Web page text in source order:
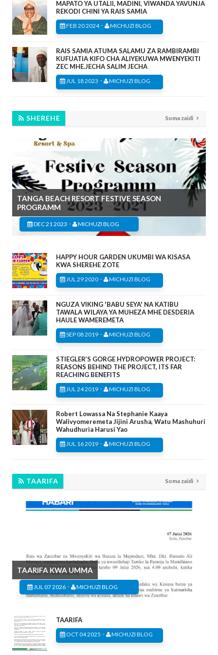
MAPATO YA UTALII, MADINI, VIWANDA YAVUNJA
REKODI CHINI YA RAIS SAMIA
FEB 20 2024- MICHUZI BLOG
RAIS SAMIA ATUMA SALAMU ZA RAMBIRAMBI
KUFUATIA KIFO CHA ALIYEKUWA MWENYEKITI
ZEC MHE.JECHA SALIM JECHA
JUL 18 2023 - MICHUZI BLOG
SHEREHE Soma zaidi
TANGA BEACH RESORT FESTIVE SEASON
PROGRAMM
DEC 21 2023 - MICHUZI BLOG
HAPPY HOUR GARDEN UKUMBI WA KISASA
KWA SHEREHE ZOTE
JUL 29 2020 - MICHUZI BLOG
NGUZA VIKING 'BABU SEYA' NA KATIBU
TAWALA WILAYA YA MUHEZA MHE DESDERIA
HAULE WAMEREMETA
SEP 08 2019 - MICHUZI BLOG
STIEGLER’S GORGE HYDROPOWER PROJECT:
REASONS BEHIND THE PROJECT, ITS FAR
REACHING BENEFITS
JUL 24 2019 - MICHUZI BLOG
Robert Lowassa Na Stephanie Kaaya
Walivyomeremeta Jijini Arusha, Watu Mashuhuri
Wahudhuria Harusi Yao
JUL 16 2019 - MICHUZI BLOG
TAARIFA Soma zaidi
TAARIFA KWA UMMA
JUL 07 2026 - MICHUZI BLOG
TAARIFA
OCT 04 2025 - MICHUZI BLOG